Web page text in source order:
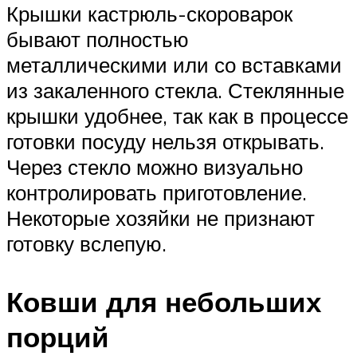
Крышки кастрюль-скороварок
бывают полностью
металлическими или со вставками
из закаленного стекла. Стеклянные
крышки удобнее, так как в процессе
готовки посуду нельзя открывать.
Через стекло можно визуально
контролировать приготовление.
Некоторые хозяйки не признают
готовку вслепую.
Ковши для небольших
порций